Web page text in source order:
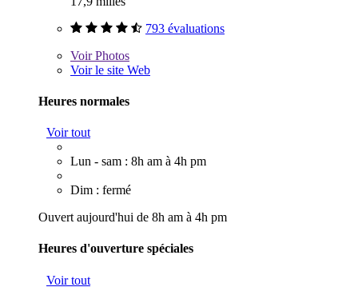
793 évaluations
VoirPhotos
Voir le site Web
Heures normales
Voir tout
Lun - sam : 8h am à 4h pm
Dim : fermé
Ouvert aujourd'hui de 8h am à 4h pm
Heures d'ouverture spéciales
Voir tout